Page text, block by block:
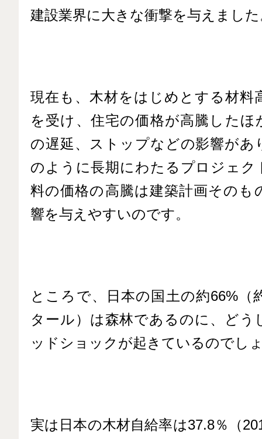
建設業界に大きな衝撃を与えまし
現在も、木材をはじめとする材料
を受け、住宅の価格が高騰したほ
の遅延、ストップなどの影響があ
のように長期にわたる プロジェク
料の価格の高騰は建築計画そのも
響を与えやすいのです。
ところで、日本の国土の約66%（
タール）は森林であるのに、どう
ッドショックが起きているのでし
実は日本の木材自給率は37.8％（